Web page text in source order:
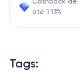
Cashback de
até 1.13%
Tags: